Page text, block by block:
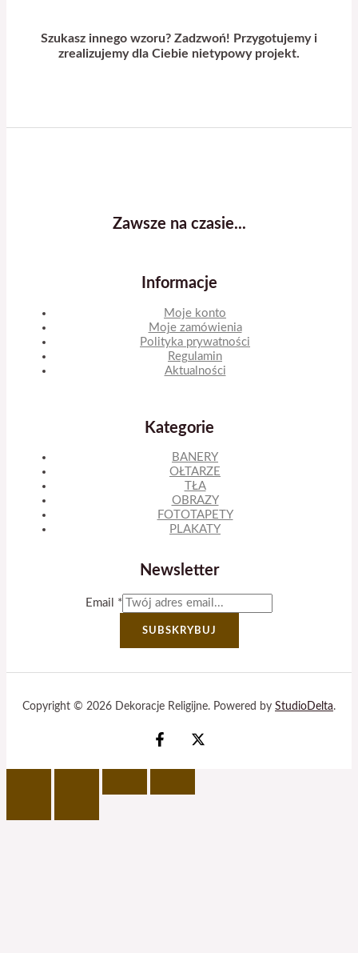
Szukasz innego wzoru? Zadzwoń! Przygotujemy i
zrealizujemy dla Ciebie nietypowy projekt.
Zawsze na czasie...
Informacje
Moje konto
Moje zamówienia
Polityka prywatności
Regulamin
Aktualności
Kategorie
BANERY
OŁTARZE
TŁA
OBRAZY
FOTOTAPETY
PLAKATY
Newsletter
Email *
SUBSKRYBUJ
Copyright © 2026 Dekoracje Religijne. Powered by StudioDelta.